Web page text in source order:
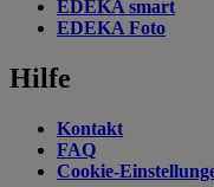
EDEKA smart
EDEKA Foto
Hilfe
Kontakt
FAQ
Cookie-